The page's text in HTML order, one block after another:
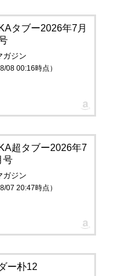
タブー2026年7月
ガジン
08 00:16時点）
超タブー2026年7
号
ガジン
07 20:47時点）
ー朴12